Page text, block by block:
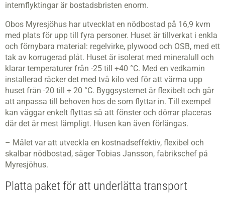
internflyktingar är bostadsbristen enorm.
Obos Myresjöhus har utvecklat en nödbostad på 16,9 kvm
med plats för upp till fyra personer. Huset är tillverkat i enkla
och förnybara material: regelvirke, plywood och OSB, med ett
tak av korrugerad plåt. Huset är isolerat med mineralull och
klarar temperaturer från -25 till +40 °C. Med en vedkamin
installerad räcker det med två kilo ved för att värma upp
huset från -20 till + 20 °C. Byggsystemet är flexibelt och går
att anpassa till behoven hos de som flyttar in. Till exempel
kan väggar enkelt flyttas så att fönster och dörrar placeras
där det är mest lämpligt. Husen kan även förlängas.
– Målet var att utveckla en kostnadseffektiv, flexibel och
skalbar nödbostad, säger Tobias Jansson, fabrikschef på
Myresjöhus.
Platta paket för att underlätta transport